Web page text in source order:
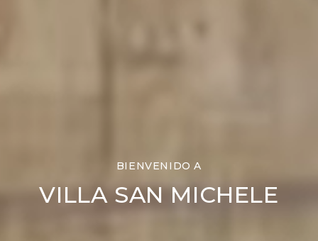
BIENVENIDO A
VILLA SAN MICHELE